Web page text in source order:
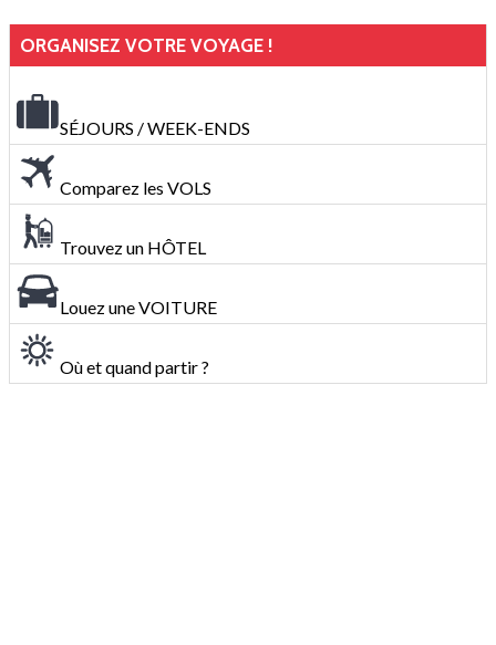
ORGANISEZ VOTRE VOYAGE !
SÉJOURS / WEEK-ENDS
Comparez les VOLS
Trouvez un HÔTEL
Louez une VOITURE
Où et quand partir ?